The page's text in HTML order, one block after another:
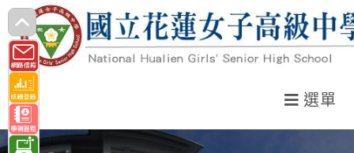
跳
轉
至
主
要
內
選單